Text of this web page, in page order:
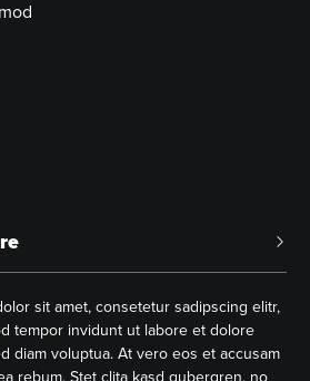
sit amet, consetetur sadipscing elitr,
tempor invidunt ut labore et dolore
diam voluptua. At vero eos et accusam